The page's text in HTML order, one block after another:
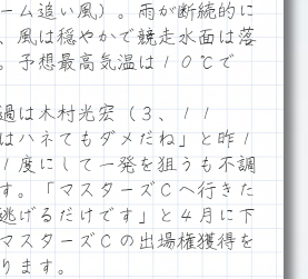
ム追い風）。雨が断続的に
風は穏やかで競走水面は落
予想最高気温は１０℃で
は木村光宏（３、１１
ハネてもダメだね」と昨１
度にして一発を狙うも不調
。「マスターズＣへ行きた
げるだけです」と４月に下
スターズＣの出場権獲得を
ます。